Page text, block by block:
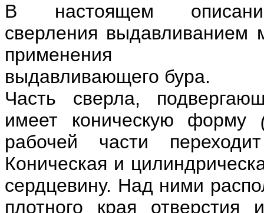
В настоящем
сверления выдавливанием
применения
выдавливающего бура.
Часть сверла,
имеет коническую форму
рабочей части
Коническая и
сердцевину. Над ними
плотного края отверстия